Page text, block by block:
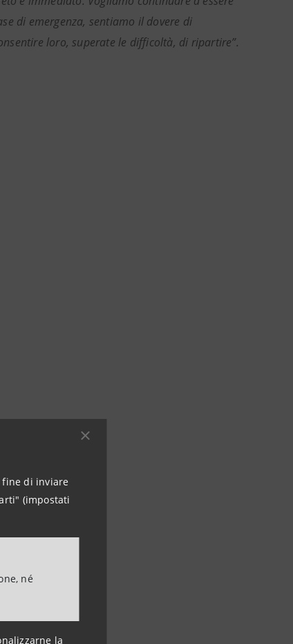
fine di inviare
(impostati
né
la
di emergenza, sentiamo il dovere di
loro, superate le difficoltà, di ripartire”.